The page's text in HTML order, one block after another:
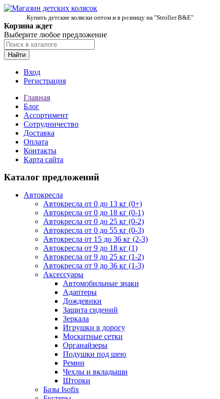
Купить детские коляски оптом и в розницу на "Stroller B&E"
Корзина ждет
Выберите любое предложение
Найти
Вход
Регистрация
Главная
Блог
Ассортимент
Сотрудничество
Доставка
Оплата
Контакты
Карта сайта
Каталог предложений
Автокресла
Автокресла от 0 до 13 кг (0+)
Автокресла от 0 до 18 кг (0-1)
Автокресла от 0 до 25 кг (0-2)
Автокресла от 0 до 55 кг (0-3)
Автокресла от 15 до 36 кг (2-3)
Автокресла от 9 до 18 кг (1)
Автокресла от 9 до 25 кг (1-2)
Автокресла от 9 до 36 кг (1-3)
Аксессуары
Автомобильные знаки
Адаптеры
Дождевики
Защита сидений
Зеркала
Игрушки в дорогу
Москитные сетки
Органайзеры
Подушки под шею
Ремни
Чехлы и вкладыши
Шторки
Базы Isofix